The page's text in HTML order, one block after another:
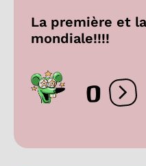
La première et
mondiale!!!!
0